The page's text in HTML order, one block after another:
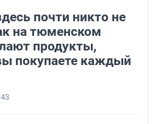
почти никто не
на тюменском
продукты,
покупаете каждый